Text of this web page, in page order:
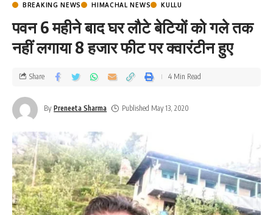
BREAKING NEWS HIMACHAL NEWS KULLU
पवन 6 महीने बाद घर लौटे बेटियों को गले तक
नहीं लगाया 8 हजार फीट पर क्वारंटीन हुए
By Preneeta Sharma Published May 13, 2020
Share 4 Min Read